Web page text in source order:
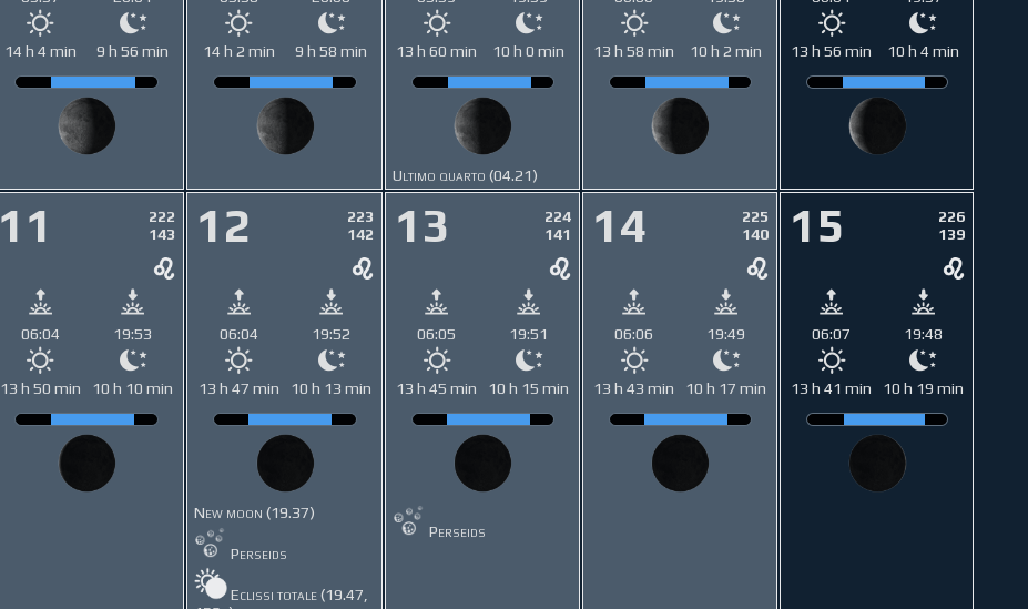
14 h 4 min 9 h 56 min 14 h 2 min 9 h 58 min 13 h 60 min 10 h 0 min
Ultimo quarto (04.21)
13 h 58 min 10 h 2 min 13 h 56 min 10 h 4 min
11
222
143
06:04 19:53
13 h 50 min 10 h 10 min
12
223
142
06:04 19:52
13 h 47 min 10 h 13 min
New moon (19.37)
Perseids
Eclissi totale (19.47,
13
224
141
06:05 19:51
13 h 45 min 10 h 15 min
Perseids
14
225
140
06:06 19:49
13 h 43 min 10 h 17 min
15
226
139
06:07 19:48
13 h 41 min 10 h 19 min